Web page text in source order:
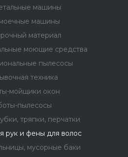
машины
машины
материал
моющие средства
пылесосы
техника
мойщики окон
пылесосы
тряпки, перчатки
рук и фены для волос
мусорные баки